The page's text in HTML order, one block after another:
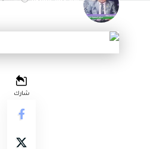
آخر تحديث: 18 مارس,2021 4:52 م
شارك